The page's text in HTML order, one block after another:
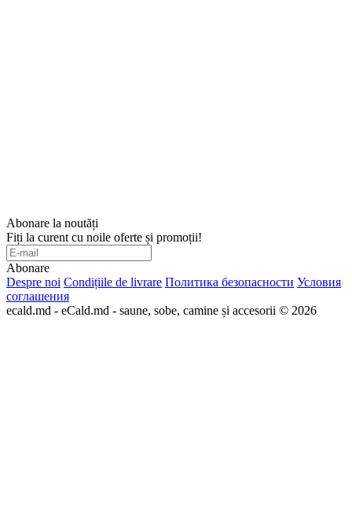
Abonare la noutăți
Fiți la curent cu noile oferte și promoții!
Abonare
Despre noi Condițiile de livrare Политика безопасности Условия
соглашения
ecald.md - eCald.md - saune, sobe, camine și accesorii © 2026